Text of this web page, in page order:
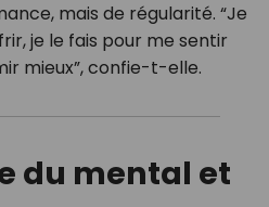
mais de régularité. “Je
je le fais pour me sentir
mieux”, confie-t-elle.
du mental et